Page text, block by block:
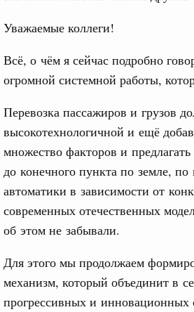
Уважаемые коллеги!
Всё, о чём я сейчас подробно
огромной системной работы,
Перевозка пассажиров и грузов
высокотехнологичной и ещё
множество факторов и
до конечного пункта по земле,
автоматики в зависимости от
современных отечественных
об этом не забывали.
Для этого мы продолжаем
механизм, который объединит в
прогрессивных и инновационных